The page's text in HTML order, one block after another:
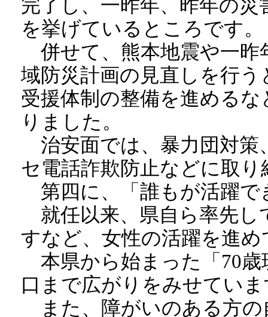
完了し、一昨年、昨年の
を挙げているところです。
併せて、熊本地震や一昨
域防災計画の見直しを行
受援体制の整備を進める
りました。
治安面では、暴力団対策
セ電話詐欺防止などに取
第四に、「誰もが活躍で
就任以来、県自ら率先し
すなど、女性の活躍を進
本県から始まった「70歳
口まで広がりをみせてい
また、障がいのある方の